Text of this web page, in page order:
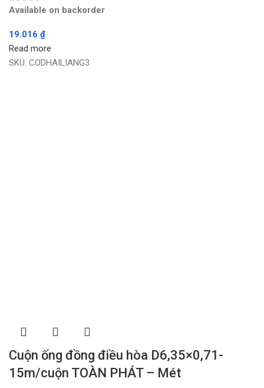
Available on backorder
19.016 ₫
Read more
SKU: CODHAILIANG3
Cuộn ống đồng điều hòa D6,35×0,71-
15m/cuộn TOÀN PHÁT – Mét